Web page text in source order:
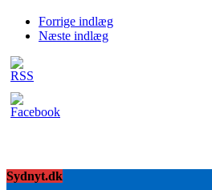
Forrige indlæg
Næste indlæg
Sydnyt.dk